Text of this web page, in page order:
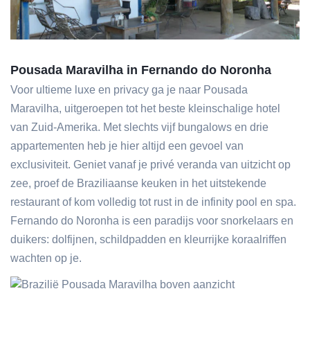
Pousada Maravilha in Fernando do Noronha
Voor ultieme luxe en privacy ga je naar Pousada
Maravilha, uitgeroepen tot het beste kleinschalige hotel
van Zuid-Amerika. Met slechts vijf bungalows en drie
appartementen heb je hier altijd een gevoel van
exclusiviteit. Geniet vanaf je privé veranda van uitzicht op
zee, proef de Braziliaanse keuken in het uitstekende
restaurant of kom volledig tot rust in de infinity pool en spa.
Fernando do Noronha is een paradijs voor snorkelaars en
duikers: dolfijnen, schildpadden en kleurrijke koraalriffen
wachten op je.